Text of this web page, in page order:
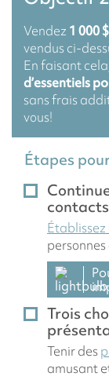
Vendez 1 000 $
vendus ci-
En faisant
d’essentiels
sans frais
vous!
Étapes
Trois
Tenir des
amusant